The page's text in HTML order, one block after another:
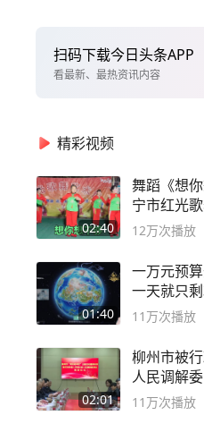
扫码下载今日头条APP
看最新、最热资讯内容
精彩视频
02:40
舞蹈《想
宁市红光
舞蹈队。
12万次播放
01:40
一万元预
一天就只
海
11万次播放
02:01
柳州市被
人民调解
11万次播放